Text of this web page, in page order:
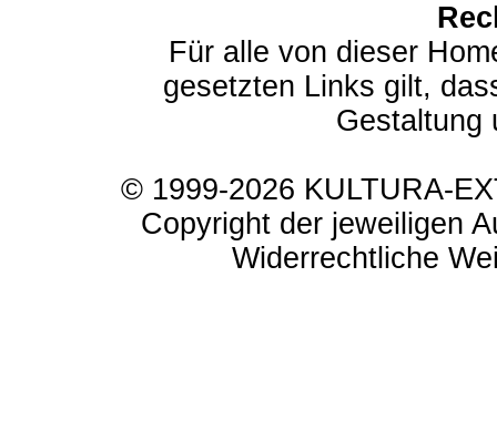
Für alle von dieser
gesetzten Links gilt,
Gestaltung
© 1999-2026 KULTURA-
Copyright der jeweiligen
Widerrechtliche